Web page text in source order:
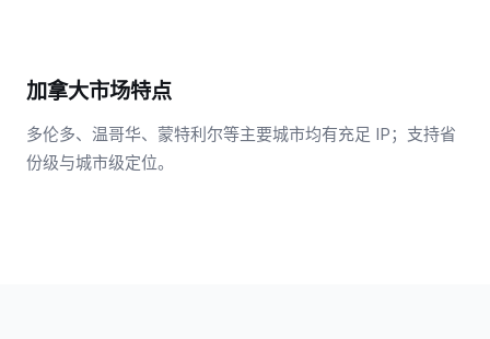
加拿大市场特点
多伦多、温哥华、蒙特利尔等主要城市均有充足 IP；支持省
份级与城市级定位。